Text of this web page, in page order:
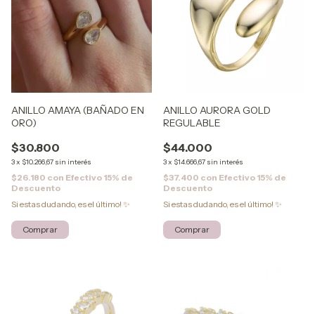
ANILLO AMAYA (BAÑADO EN
ORO)
$30.800
3x $10.266,67 sin interés
$26.180 con Efectivo 15% de
Descuento
Si estas dudando, es el último! ✨
ANILLO AURORA GOLD
REGULABLE
$44.000
3x $14.666,67 sin interés
$37.400 con Efectivo 15% de
Descuento
Si estas dudando, es el último! ✨